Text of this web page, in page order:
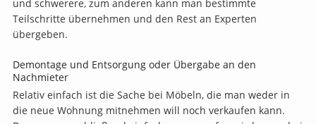
und schwerere, zum anderen kann man bestimmte
Teilschritte übernehmen und den Rest an Experten
übergeben.
Demontage und Entsorgung oder Übergabe an den
Nachmieter
Relativ einfach ist die Sache bei Möbeln, die man weder in
die neue Wohnung mitnehmen will noch verkaufen kann.